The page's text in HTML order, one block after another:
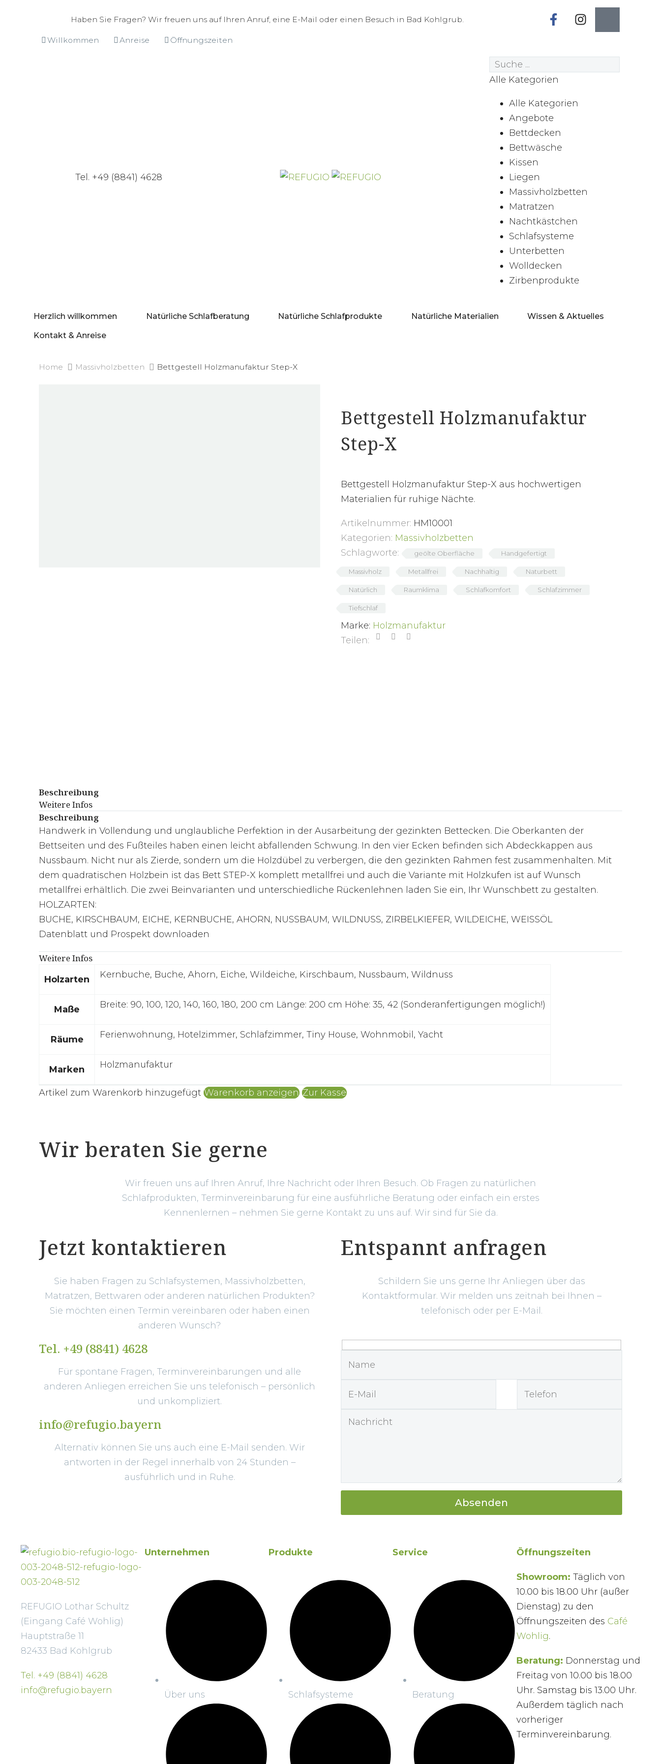
Haben Sie Fragen? Wir freuen uns auf Ihren Anruf, eine E-Mail oder einen Besuch in Bad Kohlgrub.
Willkommen Anreise Öffnungszeiten
Tel. +49 (8841) 4628
Alle Kategorien
Alle Kategorien
Angebote
Bettdecken
Bettwäsche
Kissen
Liegen
Massivholzbetten
Matratzen
Nachtkästchen
Schlafsysteme
Unterbetten
Wolldecken
Zirbenprodukte
Herzlich willkommen Natürliche Schlafberatung Natürliche Schlafprodukte Natürliche Materialien Wissen & Aktuelles
Kontakt & Anreise
Home Massivholzbetten Bettgestell Holzmanufaktur Step-X
Bettgestell Holzmanufaktur
Step-X
Bettgestell Holzmanufaktur Step-X aus hochwertigen
Materialien für ruhige Nächte.
Artikelnummer: HM10001
Kategorien: Massivholzbetten
Schlagworte:
geölte Oberfläche Handgefertigt
Massivholz Metallfrei Nachhaltig Naturbett
Natürlich Raumklima Schlafkomfort Schlafzimmer
Tiefschlaf
Marke: Holzmanufaktur
Teilen:
Beschreibung
Weitere Infos
Beschreibung
Handwerk in Vollendung und unglaubliche Perfektion in der Ausarbeitung der gezinkten Bettecken. Die Oberkanten der
Bettseiten und des Fußteiles haben einen leicht abfallenden Schwung. In den vier Ecken befinden sich Abdeckkappen aus
Nussbaum. Nicht nur als Zierde, sondern um die Holzdübel zu verbergen, die den gezinkten Rahmen fest zusammenhalten. Mit
dem quadratischen Holzbein ist das Bett STEP-X komplett metallfrei und auch die Variante mit Holzkufen ist auf Wunsch
metallfrei erhältlich. Die zwei Beinvarianten und unterschiedliche Rückenlehnen laden Sie ein, Ihr Wunschbett zu gestalten.
HOLZARTEN:
BUCHE, KIRSCHBAUM, EICHE, KERNBUCHE, AHORN, NUSSBAUM, WILDNUSS, ZIRBELKIEFER, WILDEICHE, WEISSÖL
Datenblatt und Prospekt downloaden
Weitere Infos
Holzarten Kernbuche, Buche, Ahorn, Eiche, Wildeiche, Kirschbaum, Nussbaum, Wildnuss
Maße Breite: 90, 100, 120, 140, 160, 180, 200 cm Länge: 200 cm Höhe: 35, 42 (Sonderanfertigungen möglich!)
Räume Ferienwohnung, Hotelzimmer, Schlafzimmer, Tiny House, Wohnmobil, Yacht
Marken Holzmanufaktur
Artikel zum Warenkorb hinzugefügt Warenkorb anzeigen Zur Kasse
Wir beraten Sie gerne
Wir freuen uns auf Ihren Anruf, Ihre Nachricht oder Ihren Besuch. Ob Fragen zu natürlichen
Schlafprodukten, Terminvereinbarung für eine ausführliche Beratung oder einfach ein erstes
Kennenlernen – nehmen Sie gerne Kontakt zu uns auf. Wir sind für Sie da.
Jetzt kontaktieren
Sie haben Fragen zu Schlafsystemen, Massivholzbetten,
Matratzen, Bettwaren oder anderen natürlichen Produkten?
Sie möchten einen Termin vereinbaren oder haben einen
anderen Wunsch?
Tel. +49 (8841) 4628
Für spontane Fragen, Terminvereinbarungen und alle
anderen Anliegen erreichen Sie uns telefonisch – persönlich
und unkompliziert.
info@refugio.bayern
Alternativ können Sie uns auch eine E-Mail senden. Wir
antworten in der Regel innerhalb von 24 Stunden –
ausführlich und in Ruhe.
Entspannt anfragen
Schildern Sie uns gerne Ihr Anliegen über das
Kontaktformular. Wir melden uns zeitnah bei Ihnen –
telefonisch oder per E-Mail.
REFUGIO Lothar Schultz
(Eingang Café Wohlig)
Hauptstraße 11
82433 Bad Kohlgrub
Tel. +49 (8841) 4628
info@refugio.bayern
Unternehmen
Über uns
Produkte
Schlafsysteme
Service
Beratung
Öffnungszeiten
Showroom: Täglich von
10.00 bis 18.00 Uhr (außer
Dienstag) zu den
Öffnungszeiten des Café
Wohlig.
Beratung: Donnerstag und
Freitag von 10.00 bis 18.00
Uhr. Samstag bis 13.00 Uhr.
Außerdem täglich nach
vorheriger
Terminvereinbarung.